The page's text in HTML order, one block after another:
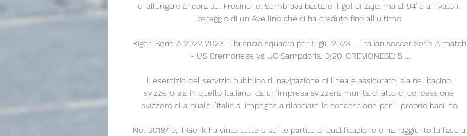
di allungare ancora sul Frosinone. Sembrava bastare il gol di Zajc, ma al 94' è arrivato il
pareggio di un Avellino che ci ha creduto fino all'ultimo.
Rigori Serie A 2022 2023, il bilancio squadra per 5 giu 2023 — italian soccer Serie A match
- US Cremonese vs UC Sampdoria. 3/20. CREMONESE: 5 ...
L’esercizio del servizio pubblico di navigazione di linea è assicurato, sia nel bacino
svizzero sia in quello italiano, da un’impresa svizzera munita di atto di concessione
svizzero alla quale l’Italia si impegna a rilasciare la concessione per il proprio baci-no.
Nel 2018/19, il Genk ha vinto tutte e sei le partite di qualificazione e ha raggiunto la fase a